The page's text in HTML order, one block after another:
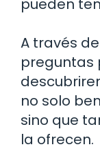
pueden
A través
preguntas
no solo
sino que
la ofrecen.